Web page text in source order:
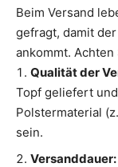
Beim Versand
gefragt, damit
ankommt.
Qualität der
Topf geliefert
Polstermaterial
sein.
Versanddauer: